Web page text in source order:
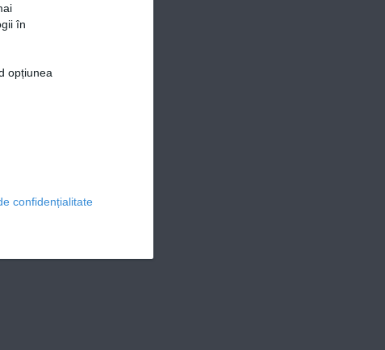
în
opțiunea
confidențialitate
© 2026 Ringier Romania. Toate drepturile rezervate